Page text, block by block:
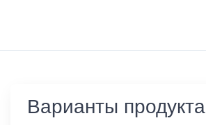
Варианты продукта